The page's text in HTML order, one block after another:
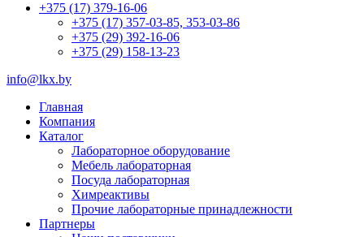
+375 (17) 379-16-06
+375 (17) 357-03-85, 353-03-86
+375 (29) 392-16-06
+375 (29) 158-13-23
info@lkx.by
Главная
Компания
Каталог
Лабораторное оборудование
Мебель лабораторная
Посуда лабораторная
Химреактивы
Прочие лабораторные принадлежности
Партнеры